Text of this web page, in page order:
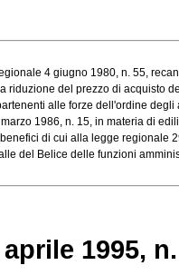
4 giugno 1980, n. 55,
riduzione del prezzo di acquisto
alle forze dell'ordine degli
1986, n. 15, in materia di
di cui alla legge regionale
del Belice delle funzioni
1995,